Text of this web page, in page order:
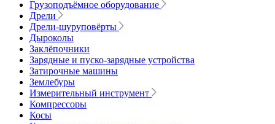
Грузоподъёмное оборудование
Дрели
Дрели-шуруповёрты
Дыроколы
Заклёпочники
Зарядные и пуско-зарядные устройства
Затирочные машины
Землебуры
Измерительный инструмент
Компрессоры
Косы